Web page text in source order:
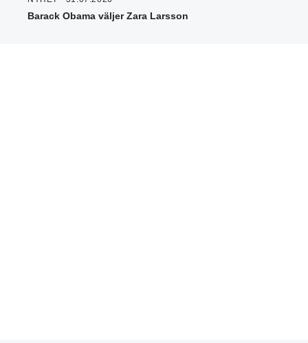
Barack Obama väljer Zara Larsson